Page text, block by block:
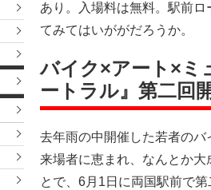
あり。入場料は無料。駅前
てみてはいががだろうか。
バイク×アート×ミ
ートラル』第二回
去年雨の中開催した若者の
来場者に恵まれ、なんとか
とで、6月1日に両国駅前で